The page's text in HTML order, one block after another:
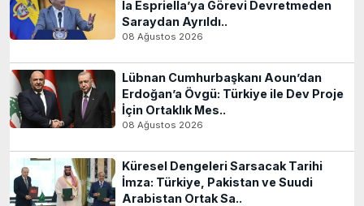
la Espriella’ya Görevi Devretmeden
Saraydan Ayrıldı..
08 Ağustos 2026
Lübnan Cumhurbaşkanı Aoun’dan
Erdoğan’a Övgü: Türkiye ile Dev Proje
İçin Ortaklık Mes..
08 Ağustos 2026
Küresel Dengeleri Sarsacak Tarihi
İmza: Türkiye, Pakistan ve Suudi
Arabistan Ortak Sa..